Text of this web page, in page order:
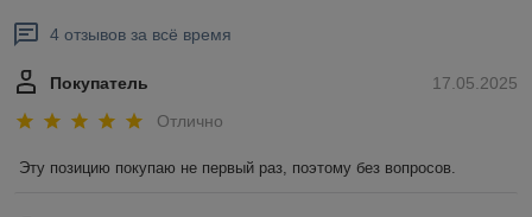
4 отзывов за всё время
17.05.2025
Покупатель
Отлично
Эту позицию покупаю не первый раз, поэтому без вопросов.